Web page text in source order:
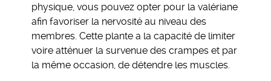
physique, vous pouvez opter pour la valériane
afin favoriser la nervosité au niveau des
membres. Cette plante a la capacité de limiter
voire atténuer la survenue des crampes et par
la même occasion, de détendre les muscles.